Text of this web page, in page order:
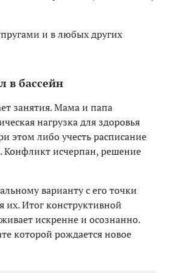
и в любых других
в бассейн
занятия. Мама и папа
нагрузка для здоровья
этом либо учесть расписание
Конфликт исчерпан, решение
варианту с его точки
их. Итог конструктивной
искренне и осознанно.
которой рождается новое